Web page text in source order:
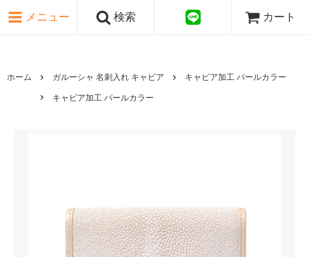
メニュー 検索 カート
ホーム ガルーシャ 名刺入れ キャビア キャビア加工 パールカラー
キャビア加工 パールカラー
ピンク・レッド系
ゴールド・シルバー系
国旗シリーズ
日本伝文様シリーズ